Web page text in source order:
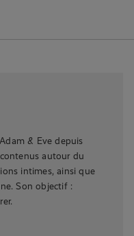
& Eve depuis
autour du
intimes, ainsi que
Son objectif :